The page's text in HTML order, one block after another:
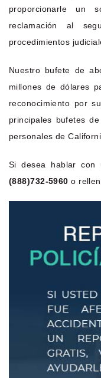
proporcionarle un
reclamación al
procedimientos
Nuestro bufete de
millones de dólares
reconocimiento por
principales bufetes
personales de
Si desea hablar con
(888)732-5960 o